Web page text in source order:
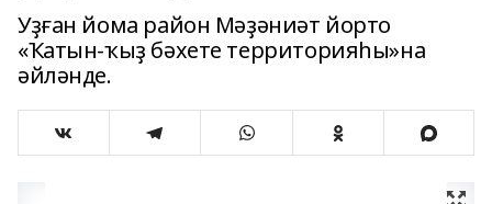
Уҙған йома район Мәҙәниәт йорто
«Ҡатын-ҡыҙ бәхете территорияһы»на
әйләнде.